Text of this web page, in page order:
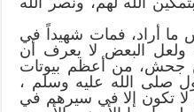
ما أراد، فمات شهيداً في
ولعل البعض لا يعرف أن
جحش، من أعظم بيوتات
صلى الله عليه وسلم ،
لا تكون إلا في سيرهم في